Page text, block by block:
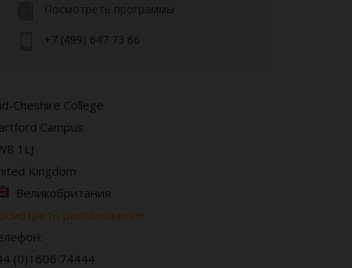
Посмотреть программы
+7 (499) 647 73 66
Cheshire College
Campus
1LJ
Kingdom
Великобритания
расположение
(0)1606 74444